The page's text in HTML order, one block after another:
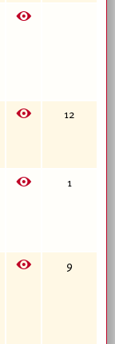
E
E 12
E 1
E 9